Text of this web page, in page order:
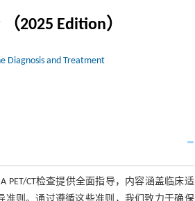
2025 Edition）
Diagnosis and Treatment
PET/CT检查提供全面指导，内容涵盖临床适